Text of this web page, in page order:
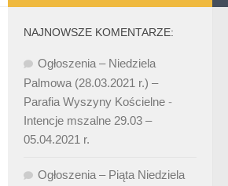
NAJNOWSZE KOMENTARZE:
Ogłoszenia – Niedziela
Palmowa (28.03.2021 r.) –
Parafia Wyszyny Kościelne -
Intencje mszalne 29.03 –
05.04.2021 r.
Ogłoszenia – Piąta Niedziela